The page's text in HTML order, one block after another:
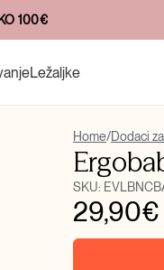
INOVACIJA
Ležaljke
Home/Dodaci
SKU:
29,90€